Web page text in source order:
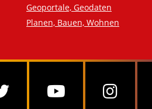
Geoportale, Geodaten
Planen, Bauen, Wohnen